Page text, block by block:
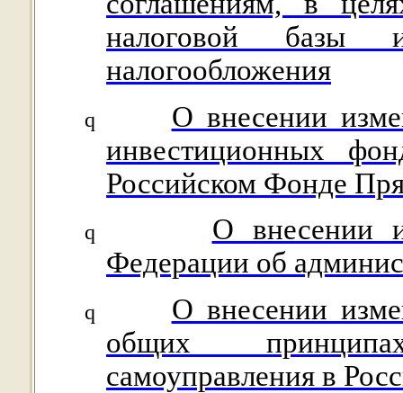
налоговой базы
налогообложения
q
О внесении
инвестиционных
Российском Фонде
q
О внесении
Федерации об
q
О внесении
общих
самоуправления в